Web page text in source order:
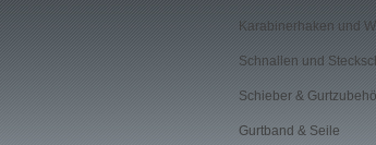
Karabinerhaken und
Schnallen und
Schieber &
Gurtband & Seile